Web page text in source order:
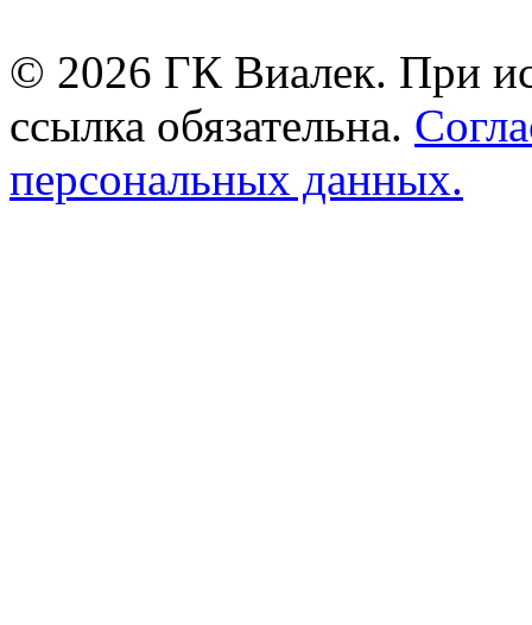
© 2026 ГК Виалек. При
ссылка обязательна.
персональных данных.